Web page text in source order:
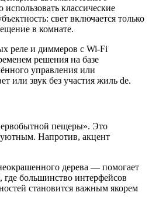
классические
свет включается только
в комнате.
реле и диммеров с Wi-Fi
решения на базе
управления или
или звук без участия жиль de.
пещеры». Это
Напротив, акцент
дерева — помогает
большинство интерфейсов
становится важным якорем